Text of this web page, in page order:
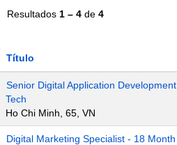
Resultados 1 – 4 de 4
Título
Senior Digital Application
Tech
Ho Chi Minh, 65, VN
Digital Marketing Specialist - 18